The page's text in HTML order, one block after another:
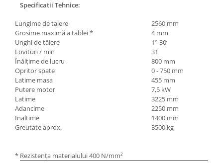
Mandrină cu 3 fălci din otel
Mandrină cu 4 fălci din fontă
Mandrină cu 4 fălci din otel
Seturi de unelte pentru strungarie
Standuri pentru strunguri
Instrumente de prindere
Dispozitive de prindere pentru
unelte
Elemente de prindere mecanică
Fălci pentru PHV / VHV
Etape XY
Specificatii Tehnice:
Lungime de taiere
2560 mm
Grosime maximă a tablei *
4 mm
Unghi de tăiere
1° 30‘
Lovituri / min
31
Înălțime de lucru
800 mm
Opritor spate
0 - 750 mm
Latime masa
455 mm
Putere motor
7,5 kW
Latime
3225 mm
Adancime
2250 mm
Inaltime
1400 mm
Greutate aprox.
3500 kg
* Rezistența materialului 400 N/mm²